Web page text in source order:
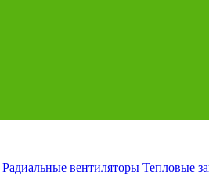
Радиальные вентиляторы Тепловые